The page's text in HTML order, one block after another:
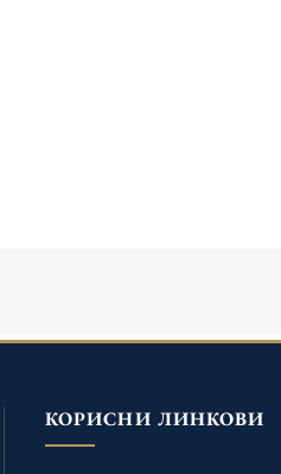
КОРИСНИ ЛИНКОВИ